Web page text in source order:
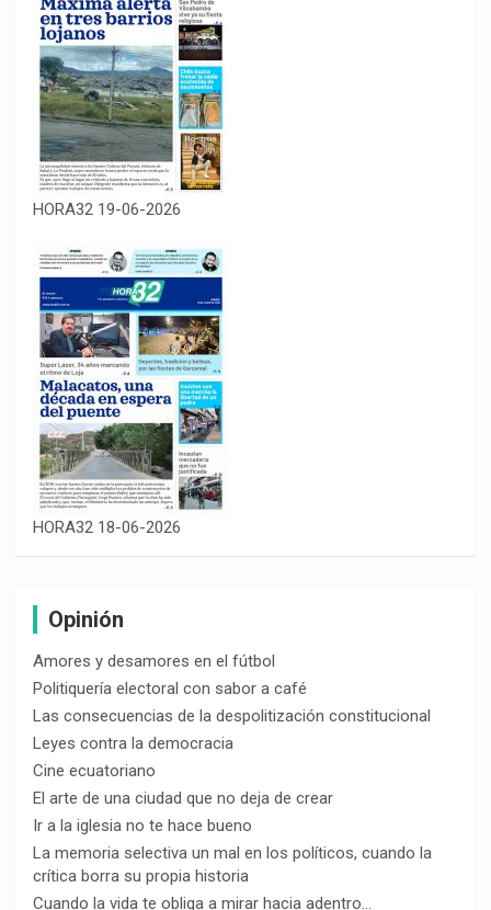
HORA32 19-06-2026
HORA32 18-06-2026
Opinión
Amores y desamores en el fútbol
Politiquería electoral con sabor a café
Las consecuencias de la despolitización constitucional
Leyes contra la democracia
Cine ecuatoriano
El arte de una ciudad que no deja de crear
Ir a la iglesia no te hace bueno
La memoria selectiva un mal en los políticos, cuando la
crítica borra su propia historia
Cuando la vida te obliga a mirar hacia adentro…